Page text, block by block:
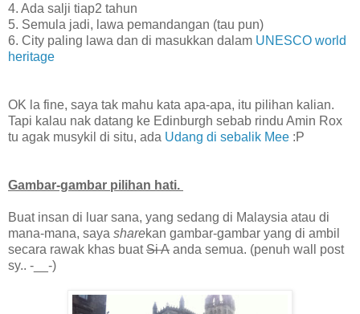
4. Ada salji tiap2 tahun
5. Semula jadi, lawa pemandangan (tau pun)
6. City paling lawa dan di masukkan dalam UNESCO world
heritage
OK la fine, saya tak mahu kata apa-apa, itu pilihan kalian.
Tapi kalau nak datang ke Edinburgh sebab rindu Amin Rox
tu agak musykil di situ, ada Udang di sebalik Mee :P
Gambar-gambar pilihan hati.
Buat insan di luar sana, yang sedang di Malaysia atau di
mana-mana, saya sharekan gambar-gambar yang di ambil
secara rawak khas buatSi A anda semua. (penuh wall post
sy.. -__-)